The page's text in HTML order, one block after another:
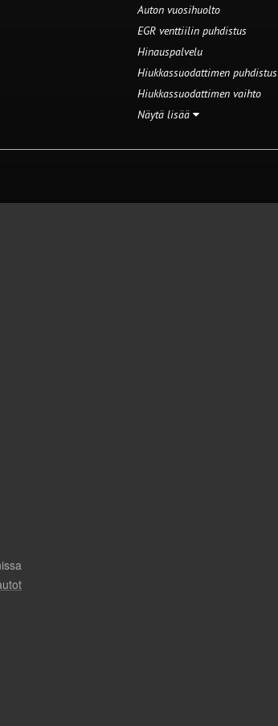
Auton vuosihuolto
EGR venttiilin puhdistus
Hinauspalvelu
Hiukkassuodattimen puhdistus
Hiukkassuodattimen vaihto
Näytä lisää